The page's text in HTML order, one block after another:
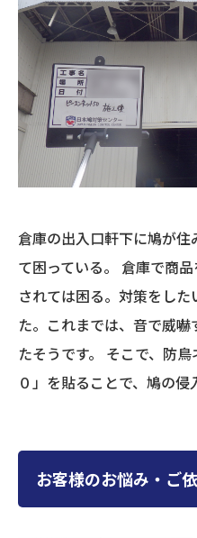
倉庫の出入口軒下に鳩が
て困っている。 倉庫で商
されては困る。対策をし
た。これまでは、音で威
たそうです。 そこで、防
０」を貼ることで、鳩の侵
お客様のお悩み・ご